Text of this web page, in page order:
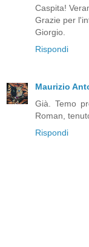
Caspita!
Grazie per
Giorgio.
Rispondi
Maurizio
Già. Temo
Roman,
Rispondi